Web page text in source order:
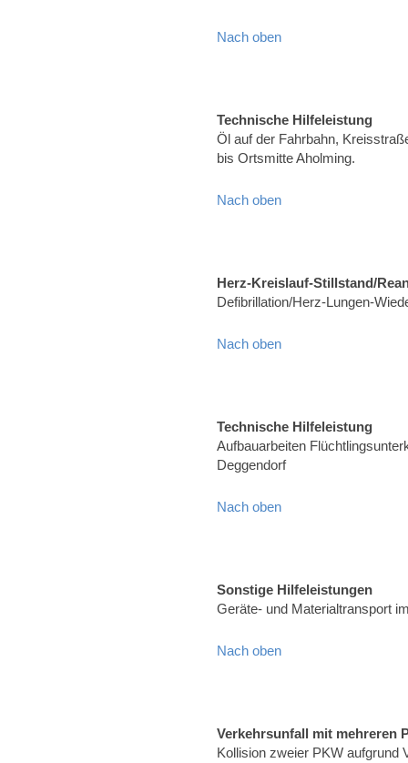
Nach oben
Technische Hilfeleistung
Öl auf der Fahrbahn,
bis Ortsmitte Aholming.
Nach oben
Herz-Kreislauf-Stillstand/
Defibrillation/Herz-Lungen-
Nach oben
Technische Hilfeleistung
Aufbauarbeiten
Deggendorf
Nach oben
Sonstige Hilfeleistungen
Geräte- und Materialtransport
Nach oben
Verkehrsunfall mit mehreren
Kollision zweier PKW aufgrund